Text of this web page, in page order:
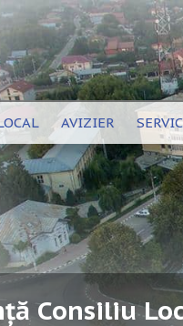
AVIZIER
Consiliu